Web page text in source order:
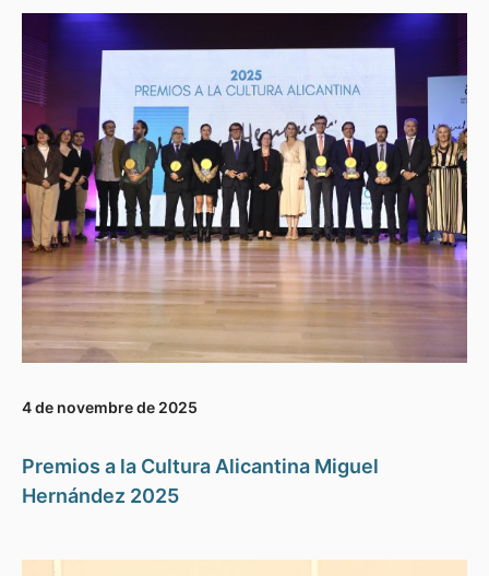
4 de novembre de 2025
Premios a la Cultura Alicantina Miguel
Hernández 2025